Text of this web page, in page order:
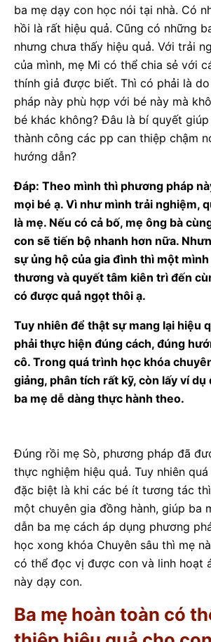
ba mẹ dạy con học nói tại nhà. Có
hồi là rất hiệu quả. Cũng có những
nhưng chưa thấy hiệu quả. Với trải
của mình, mẹ Mi có thể chia sẻ với
thính giả được biết. Thì có phải là
pháp này phù hợp với bé này mà
bé khác không? Đâu là bí quyết
thành công các pp can thiệp chậm
hướng dẫn?
Đáp: Theo mình thì phương pháp
mọi bé ạ. Vì như mình trải nghiệm,
là mẹ. Nếu có cả bố, mẹ ông bà
con sẽ tiến bộ nhanh hơn nữa.
sự ủng hộ của gia đình thì một
thương và quyết tâm kiên trì đến
có được quả ngọt thôi ạ.
Tuy nhiên để thật sự mang lại hiệu
phải thực hiện đúng cách, đúng
cô. Trong quá trình học khóa
giảng, phân tích rất kỹ, còn lấy ví dụ
ba mẹ dễ dàng thực hành theo.
Đúng rồi mẹ Sò, phương pháp đã
thực nghiệm hiệu quả. Tuy nhiên
đặc biệt là khi các bé ít tương tác
một chuyên gia đồng hành, giúp ba
dẫn ba mẹ cách áp dụng phương
học xong khóa Chuyên sâu thì mẹ
có thể đọc vị được con và linh hoạt
này dạy con.
Ba mẹ hoàn toàn có